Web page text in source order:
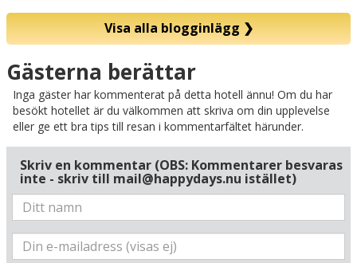
Visa alla blogginlägg❯
Karta
Gästerna berättar
Inga gäster har kommenterat på detta hotell ännu! Om du har
besökt hotellet är du välkommen att skriva om din upplevelse
eller ge ett bra tips till resan i kommentarfältet härunder.
Skriv en kommentar (OBS: Kommentarer besvaras
inte - skriv till mail@happydays.nu istället)